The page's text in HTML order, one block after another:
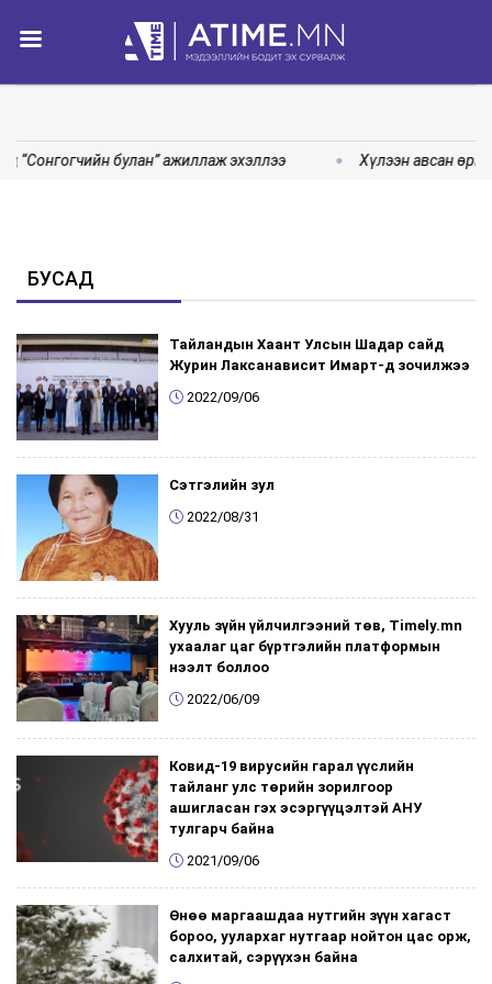
“Сонгогчийн булан” ажиллаж эхэллээ Хүлээн авсан
БУСАД
Тайландын Хаант Улсын Шадар сайд
Журин Лаксанависит Имарт-д зочилжээ
2022/09/06
Сэтгэлийн зул
2022/08/31
Хууль зүйн үйлчилгээний төв, Timely.mn
ухаалаг цаг бүртгэлийн платформын
нээлт боллоо
2022/06/09
Ковид-19 вирусийн гарал үүслийн
тайланг улс төрийн зорилгоор
ашигласан гэх эсэргүүцэлтэй АНУ
тулгарч байна
2021/09/06
Өнөө маргаашдаа нутгийн зүүн хагаст
бороо, уулархаг нутгаар нойтон цас орж,
салхитай, сэрүүхэн байна